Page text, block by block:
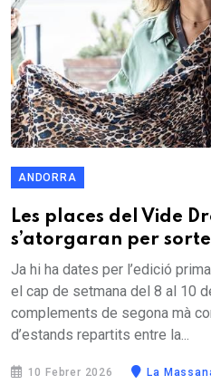
ANDORRA
Les places del Vide
s’atorgaran per
Ja hi ha dates per l’edició
el cap de setmana del 8 al 10
complements de segona mà
d’estands repartits entre la...
10 Febrer 2026 La